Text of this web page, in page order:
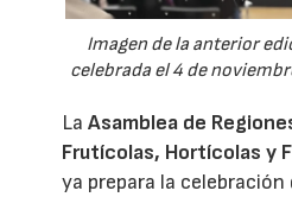
Imagen de la anterior
celebrada el 4 de
LaAsamblea de
Frutícolas, Hortícolas y
ya prepara la celebración